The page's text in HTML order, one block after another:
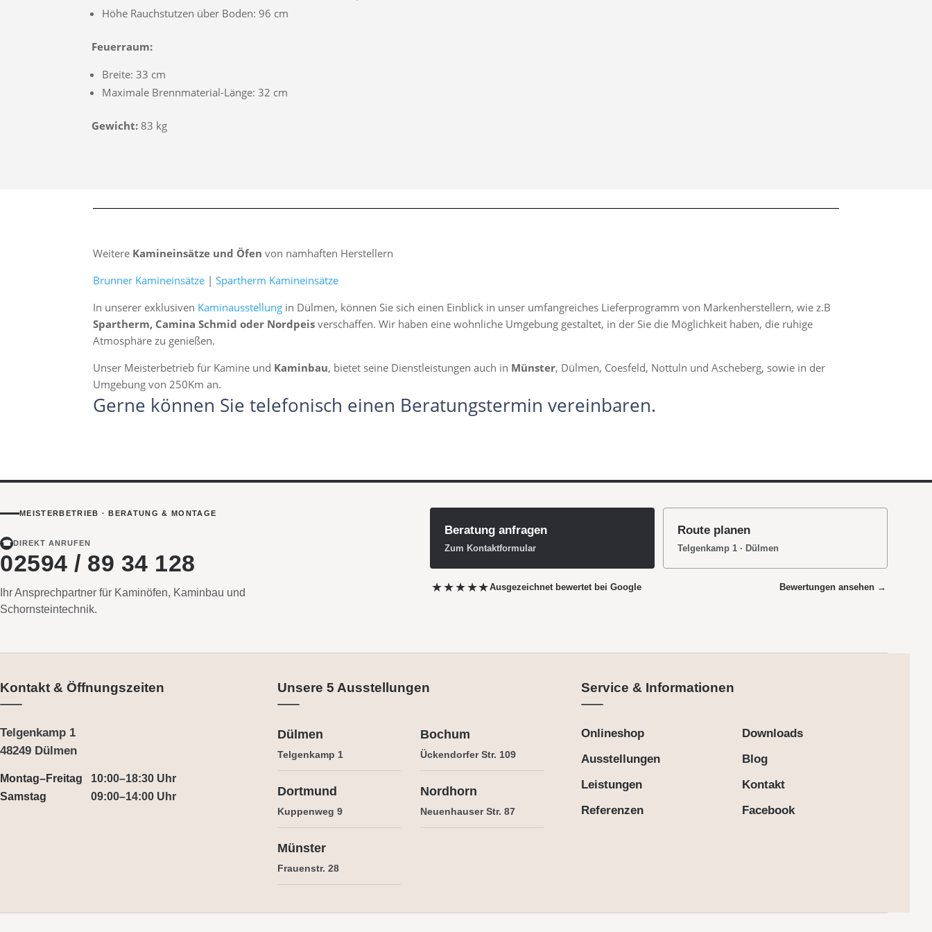
Höhe Rauchstutzen über Boden: 96 cm
Feuerraum:
Breite: 33 cm
Maximale Brennmaterial-Länge: 32 cm
Gewicht: 83 kg
Weitere Kamineinsätze und Öfen von namhaften Herstellern
Brunner Kamineinsätze |Spartherm Kamineinsätze
In unserer exklusiven Kaminausstellung in Dülmen, können Sie sich einen Einblick in unser umfangreiches Lieferprogramm von Markenherstellern, wie z.B
Spartherm, Camina Schmid oder Nordpeis verschaffen. Wir haben eine wohnliche Umgebung gestaltet, in der Sie die Möglichkeit haben, die ruhige
Atmosphäre zu genießen.
Unser Meisterbetrieb für Kamine und Kaminbau, bietet seine Dienstleistungen auch in Münster, Dülmen, Coesfeld, Nottuln und Ascheberg, sowie in der
Umgebung von 250Km an.
Gerne können Sie telefonisch einen Beratungstermin vereinbaren.
MEISTERBETRIEB · BERATUNG & MONTAGE
☎ DIREKT ANRUFEN
02594 / 89 34 128
Ihr Ansprechpartner für Kaminöfen, Kaminbau und
Schornsteintechnik.
Beratung anfragen
Zum Kontaktformular
Route planen
Telgenkamp 1 · Dülmen
★★★★★Ausgezeichnet bewertetbei Google Bewertungen ansehen →
Kontakt & Öffnungszeiten
Telgenkamp 1
48249 Dülmen
Montag–Freitag
10:00–18:30 Uhr
Samstag
09:00–14:00 Uhr
Unsere 5 Ausstellungen
Dülmen
Telgenkamp 1
Bochum
Ückendorfer Str. 109
Dortmund
Kuppenweg 9
Nordhorn
Neuenhauser Str. 87
Münster
Frauenstr. 28
Service & Informationen
Onlineshop
Ausstellungen
Leistungen
Referenzen
Downloads
Blog
Kontakt
Facebook